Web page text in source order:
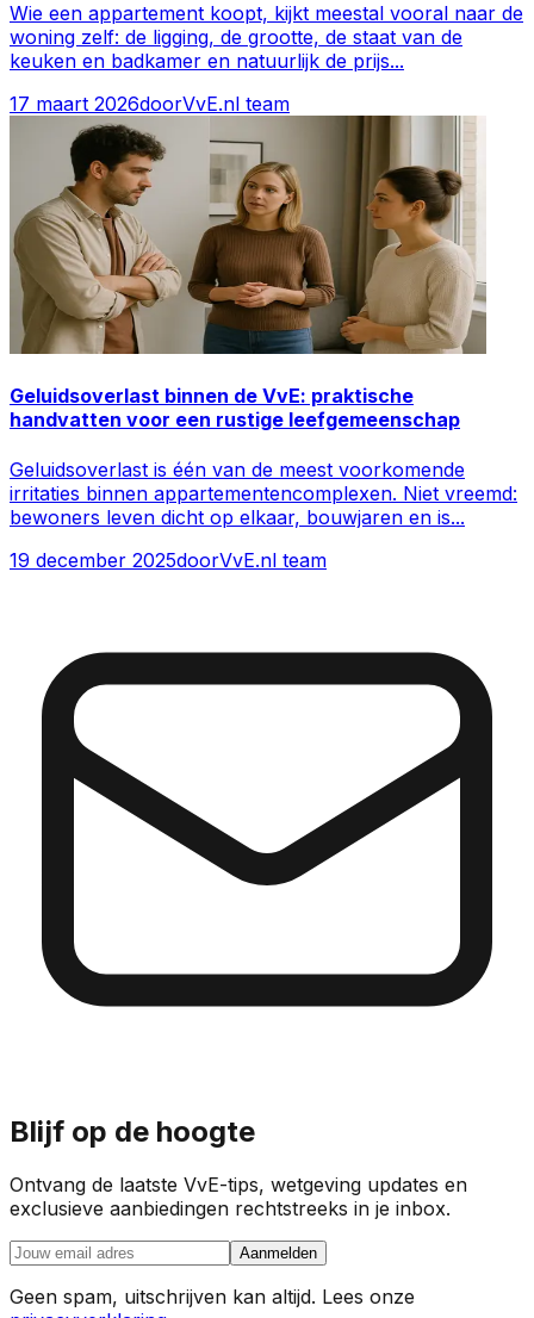
Wie een appartement koopt, kijkt meestal vooral naar de
woning zelf: de ligging, de grootte, de staat van de
keuken en badkamer en natuurlijk de prijs...
17 maart 2026doorVvE.nl team
Geluidsoverlast binnen de VvE: praktische
handvatten voor een rustige leefgemeenschap
Geluidsoverlast is één van de meest voorkomende
irritaties binnen appartementencomplexen. Niet vreemd:
bewoners leven dicht op elkaar, bouwjaren en is...
19 december 2025doorVvE.nl team
Blijf op de hoogte
Ontvang de laatste VvE-tips, wetgeving updates en
exclusieve aanbiedingen rechtstreeks in je inbox.
Aanmelden
Geen spam, uitschrijven kan altijd. Lees onze